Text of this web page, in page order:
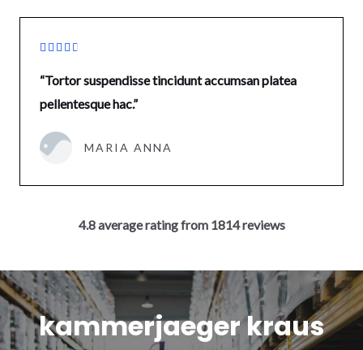
    
“Tortor suspendisse tincidunt accumsan platea
pellentesque hac.”
MARIA ANNA
4.8 average rating from 1814 reviews
kammerjaeger kraus